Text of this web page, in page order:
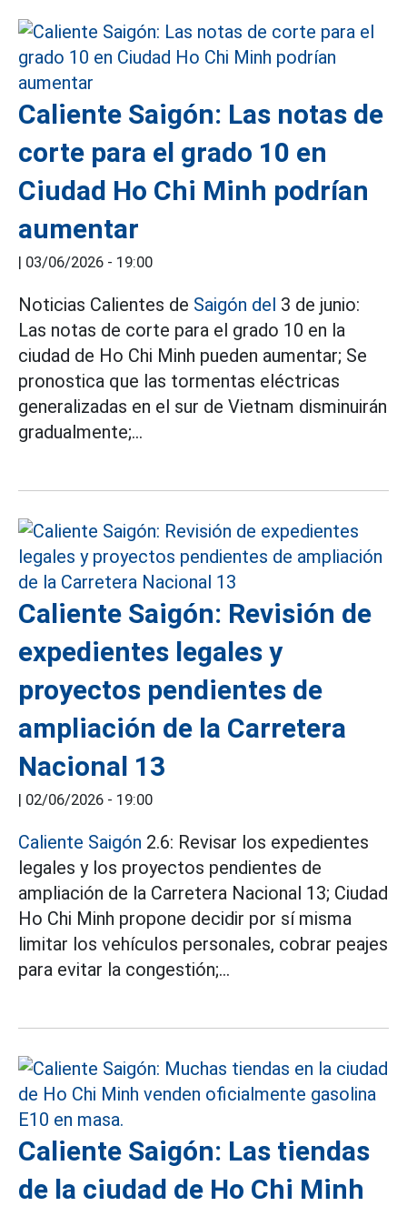
Caliente Saigón: Las notas de
corte para el grado 10 en
Ciudad Ho Chi Minh podrían
aumentar
| 03/06/2026 - 19:00
Noticias Calientes de Saigón del 3 de junio:
Las notas de corte para el grado 10 en la
ciudad de Ho Chi Minh pueden aumentar; Se
pronostica que las tormentas eléctricas
generalizadas en el sur de Vietnam disminuirán
gradualmente;...
Caliente Saigón: Revisión de
expedientes legales y
proyectos pendientes de
ampliación de la Carretera
Nacional 13
| 02/06/2026 - 19:00
Caliente Saigón 2.6: Revisar los expedientes
legales y los proyectos pendientes de
ampliación de la Carretera Nacional 13; Ciudad
Ho Chi Minh propone decidir por sí misma
limitar los vehículos personales, cobrar peajes
para evitar la congestión;...
Caliente Saigón: Las tiendas
de la ciudad de Ho Chi Minh